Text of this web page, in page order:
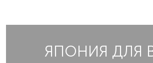
ЯПОНИЯ ДЛЯ